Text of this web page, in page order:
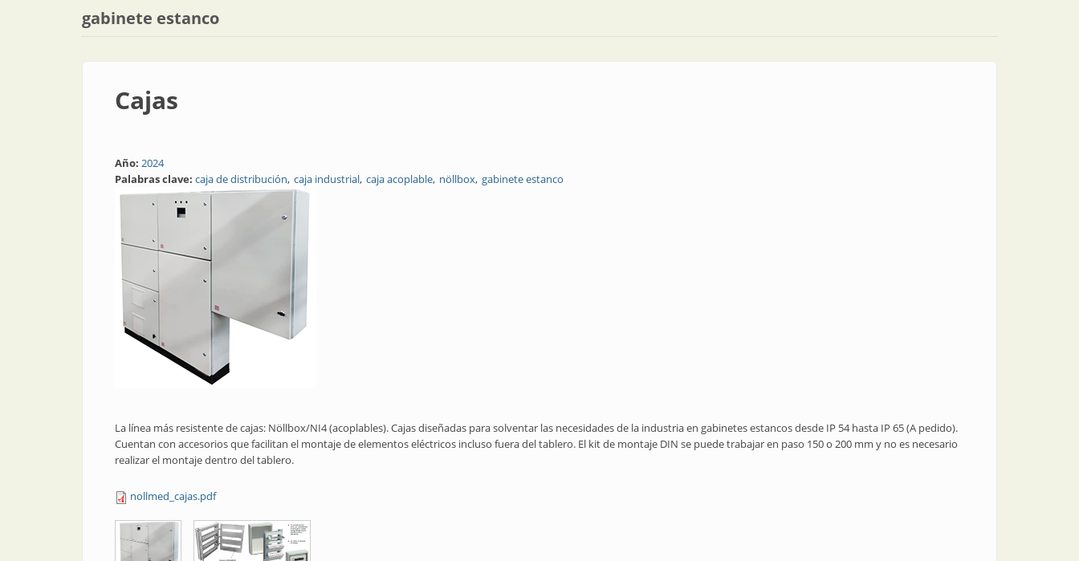
gabinete estanco
Cajas
Año: 2024
Palabras clave: caja de distribución caja industrial caja acoplable nöllbox gabinete estanco
La línea más resistente de cajas: Nöllbox/NI4 (acoplables). Cajas diseñadas para solventar las necesidades de la industria en gabinetes estancos desde IP 54 hasta IP 65 (A pedido).
Cuentan con accesorios que facilitan el montaje de elementos eléctricos incluso fuera del tablero. El kit de montaje DIN se puede trabajar en paso 150 o 200 mm y no es necesario
realizar el montaje dentro del tablero.
nollmed_cajas.pdf